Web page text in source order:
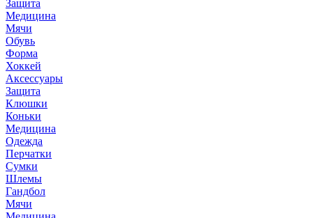
Защита
Медицина
Мячи
Обувь
Форма
Хоккей
Аксессуары
Защита
Клюшки
Коньки
Медицина
Одежда
Перчатки
Сумки
Шлемы
Гандбол
Мячи